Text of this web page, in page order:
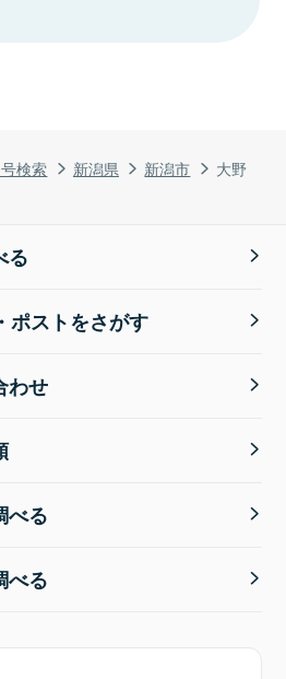
検索 新潟県 新潟市 大野
る
ポストをさがす
わせ
べる
べる